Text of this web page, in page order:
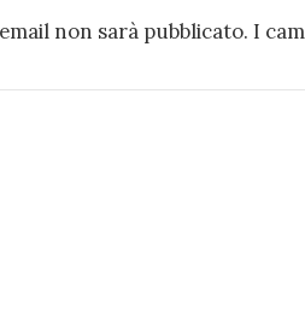
non sarà pubblicato. I